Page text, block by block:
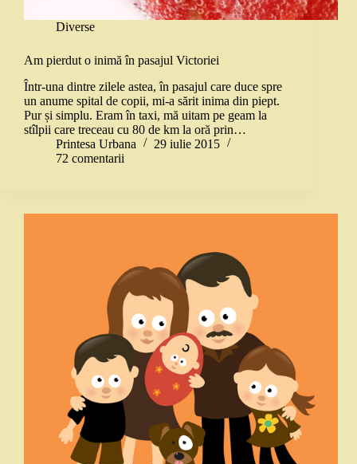
Diverse
Am pierdut o inimă în pasajul Victoriei
Într-una dintre zilele astea, în pasajul care duce spre
un anume spital de copii, mi-a sărit inima din piept.
Pur și simplu. Eram în taxi, mă uitam pe geam la
stîlpii care treceau cu 80 de km la oră prin…
Printesa Urbana
29 iulie 2015
72 comentarii